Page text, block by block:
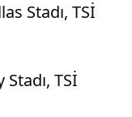
Stadı, TSİ
TSİ